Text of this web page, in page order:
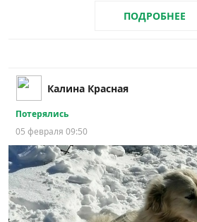
ПОДРОБНЕЕ
Калина Красная
Потерялись
05 февраля 09:50